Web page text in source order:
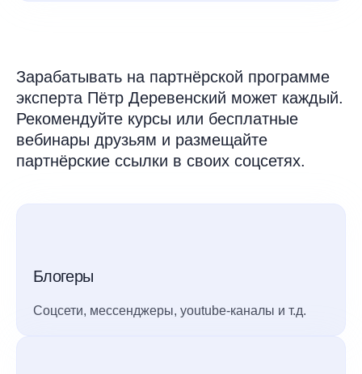
Зарабатывать на партнёрской программе
эксперта Пётр Деревенский может каждый.
Рекомендуйте курсы или бесплатные
вебинары друзьям и размещайте
партнёрские ссылки в своих соцсетях.
Блогеры
Соцсети, мессенджеры, youtube-каналы и т.д.